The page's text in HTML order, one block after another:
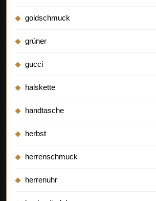
goldschmuck
grüner
gucci
halskette
handtasche
herbst
herrenschmuck
herrenuhr